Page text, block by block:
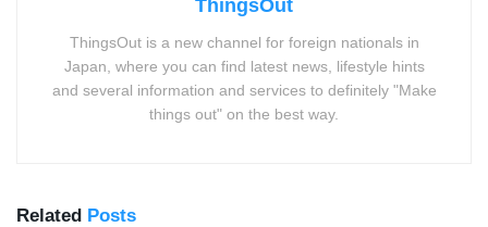
ThingsOut
ThingsOut is a new channel for foreign nationals in
Japan, where you can find latest news, lifestyle hints
and several information and services to definitely "Make
things out" on the best way.
Related Posts